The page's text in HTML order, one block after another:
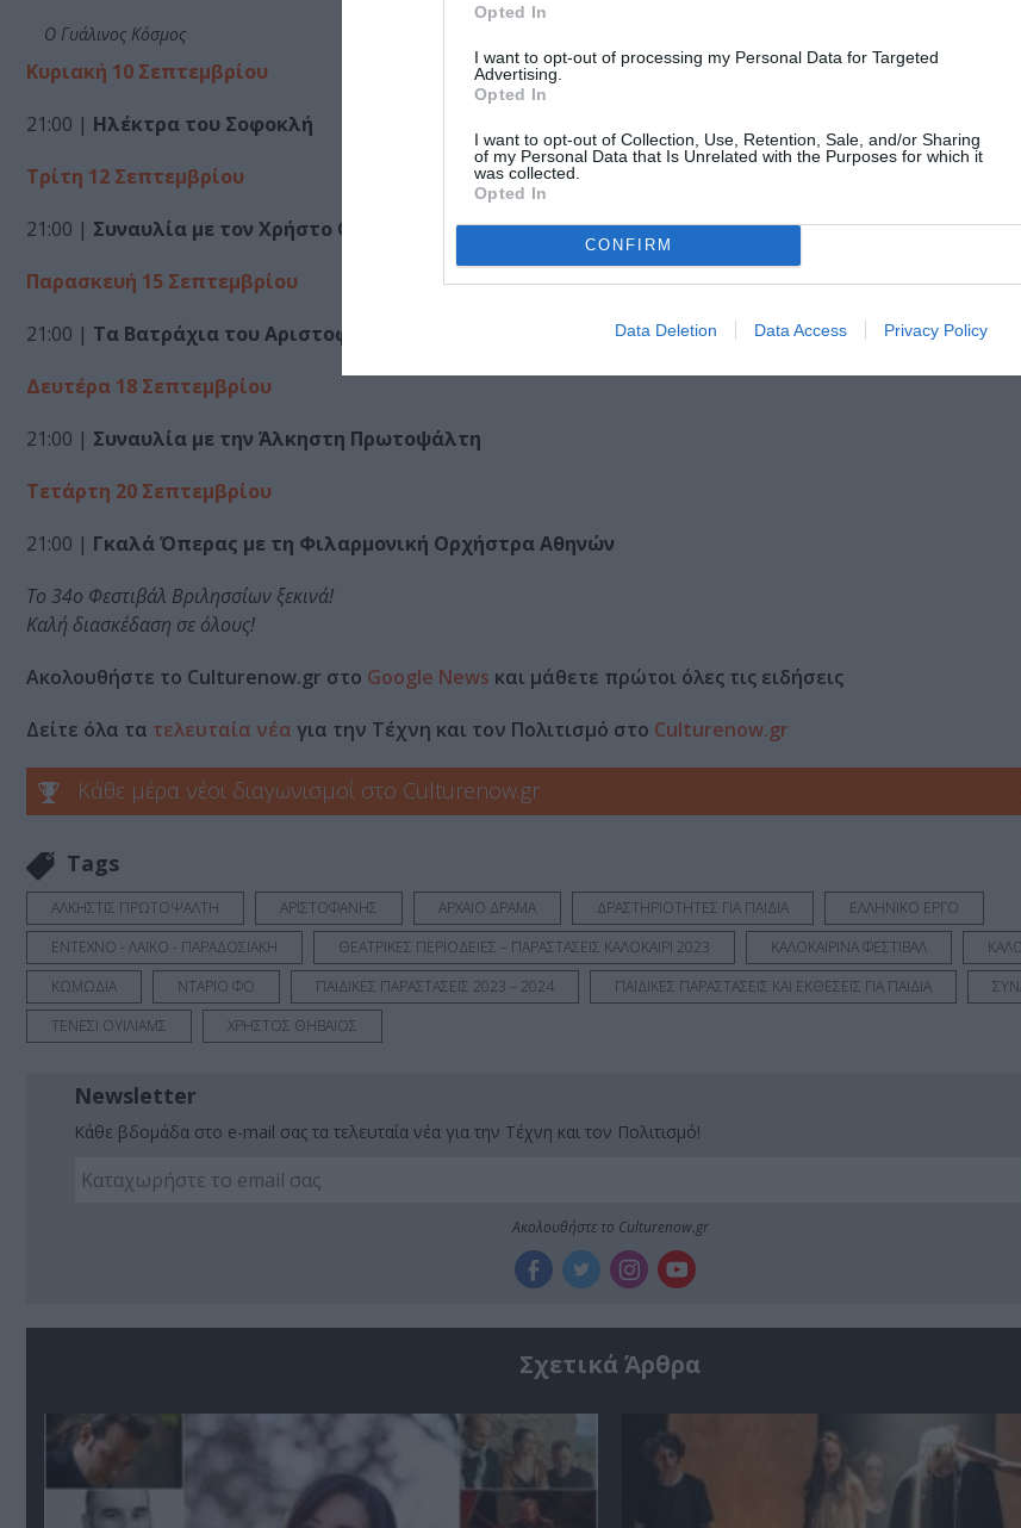
Opted In
I want to opt-out of processing my Personal Data for Targeted
Advertising.
Opted In
I want to opt-out of Collection, Use, Retention, Sale, and/or Sharing
of my Personal Data that Is Unrelated with the Purposes for which it
was collected.
Opted In
CONFIRM
Data Deletion Data Access Privacy Policy
Ο Γυάλινος Κόσμος
Κυριακή 10 Σεπτεμβρίου
21:00 | Ηλέκτρα του Σοφοκλή
Τρίτη 12 Σεπτεμβρίου
21:00 | Συναυλία με τον Χρήστο Θηβαίο
Παρασκευή 15 Σεπτεμβρίου
21:00 | Τα Βατράχια του Αριστοφάνη
Δευτέρα 18 Σεπτεμβρίου
21:00 | Συναυλία με την Άλκηστη Πρωτοψάλτη
Τετάρτη 20 Σεπτεμβρίου
21:00 | Γκαλά Όπερας με τη Φιλαρμονική Ορχήστρα Αθηνών
Το 34ο Φεστιβάλ Βριλησσίων ξεκινά!
Καλή διασκέδαση σε όλους!
Ακολουθήστε το Culturenow.gr στο Google News και μάθετε πρώτοι όλες τις ειδήσεις
Δείτε όλα τα τελευταία νέα για την Τέχνη και τον Πολιτισμό στο Culturenow.gr
Κάθε μέρα νέοι διαγωνισμοί στο Culturenow.gr
Tags
ΑΛΚΗΣΤΙΣ ΠΡΩΤΟΨΑΛΤΗ ΑΡΙΣΤΟΦΑΝΗΣ ΑΡΧΑΙΟ ΔΡΑΜΑ ΔΡΑΣΤΗΡΙΟΤΗΤΕΣ ΓΙΑ ΠΑΙΔΙΑ
ΕΛΛΗΝΙΚΟ ΕΡΓΟ
ΕΝΤΕΧΝΟ - ΛΑΪΚΟ - ΠΑΡΑΔΟΣΙΑΚΗ
ΘΕΑΤΡΙΚΕΣ ΠΕΡΙΟΔΕΙΕΣ – ΠΑΡΑΣΤΑΣΕΙΣ ΚΑΛΟΚΑΙΡΙ 2023 ΚΑΛΟΚΑΙΡΙΝΑ ΦΕΣΤΙΒΑΛ
ΚΩΜΩΔΙΑ
ΝΤΑΡΙΟ ΦΟ ΠΑΙΔΙΚΕΣ ΠΑΡΑΣΤΑΣΕΙΣ 2023 – 2024 ΠΑΙΔΙΚΕΣ ΠΑΡΑΣΤΑΣΕΙΣ ΚΑΙ ΕΚΘΕΣΕΙΣ ΓΙΑ ΠΑΙΔΙΑ
ΤΕΝΕΣΙ ΟΥΙΛΙΑΜΣ
ΧΡΗΣΤΟΣ ΘΗΒΑΙΟΣ
Newsletter
Κάθε βδομάδα στο e-mail σας τα τελευταία νέα για την Τέχνη και τον Πολιτισμό!
Ακολουθήστε το Culturenow.gr
Σχετικά Άρθρα